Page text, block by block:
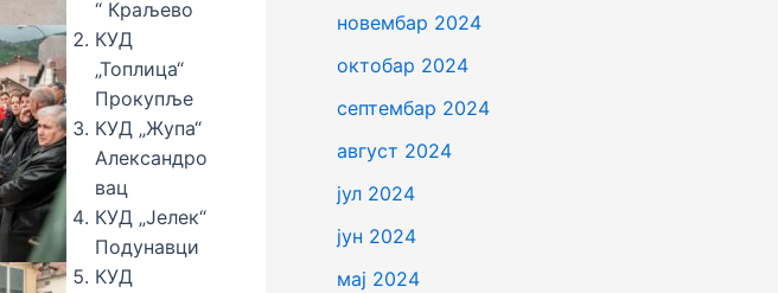
“ Краљево
КУД
„Топлица“
Прокупље
КУД „Жупа“
Александро
вац
КУД „Јелек“
Подунавци
КУД
новембар 2024
октобар 2024
септембар 2024
август 2024
јул 2024
јун 2024
мај 2024